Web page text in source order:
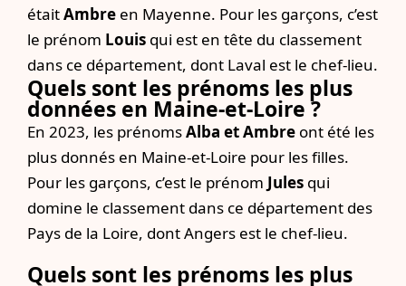
étaitAmbre en Mayenne. Pour les garçons, c’est
le prénom Louis qui est en tête du classement
dans ce département, dont Laval est le chef-lieu.
Quels sont les prénoms les plus
données en Maine-et-Loire ?
En 2023, les prénomsAlba et Ambre ont été les
plus donnés en Maine-et-Loire pour les filles.
Pour les garçons, c’est le prénom Jules qui
domine le classement dans ce département des
Pays de la Loire, dont Angers est le chef-lieu.
Quels sont les prénoms les plus